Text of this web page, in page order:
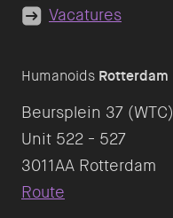
Humanoids Rotterdam
Beursplein 37 (WTC)
Unit 522 - 527
Route
Vacatures